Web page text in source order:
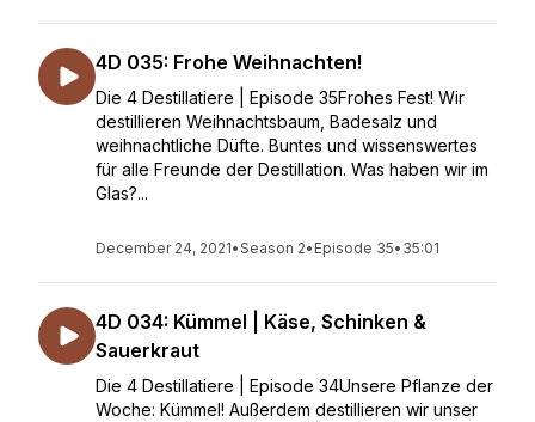
4D 035: Frohe Weihnachten!
Die 4 Destillatiere | Episode 35Frohes Fest! Wir
destillieren Weihnachtsbaum, Badesalz und
weihnachtliche Düfte. Buntes und wissenswertes
für alle Freunde der Destillation. Was haben wir im
Glas?...
December 24, 2021•Season 2• Episode 35• 35:01
4D 034: Kümmel | Käse, Schinken &
Sauerkraut
Die 4 Destillatiere | Episode 34Unsere Pflanze der
Woche: Kümmel! Außerdem destillieren wir unser